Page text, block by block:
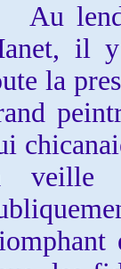
il y
la
veille